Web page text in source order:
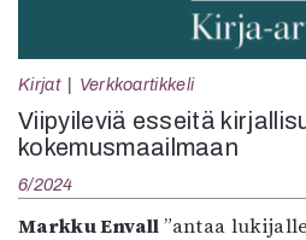
Kirjat Verkkoartikkeli
Viipyileviä esseitä
kokemusmaailmaan
6/2024
Markku Envall ”antaa